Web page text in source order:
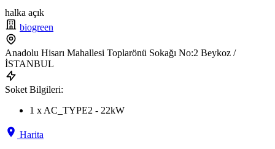
halka açık
biogreen
Anadolu Hisarı Mahallesi Toplarönü Sokağı No:2 Beykoz /
İSTANBUL
Soket Bilgileri:
1 x AC_TYPE2 - 22kW
Harita